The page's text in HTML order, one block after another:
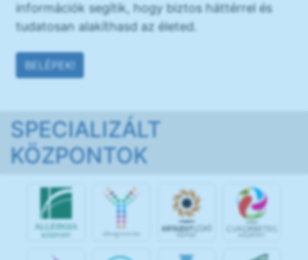
információk segítik, hogy biztos háttérrel és
tudatosan alakíthasd az életed.
BELÉPEK!
SPECIALIZÁLT
KÖZPONTOK